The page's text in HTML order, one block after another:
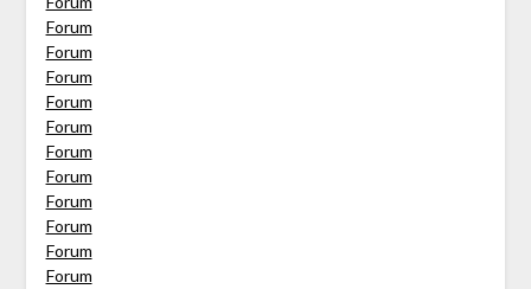
Forum
Forum
Forum
Forum
Forum
Forum
Forum
Forum
Forum
Forum
Forum